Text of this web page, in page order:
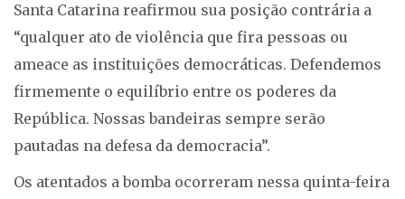
Santa Catarina reafirmou sua posição contrária a
“qualquer ato de violência que fira pessoas ou
ameace as instituições democráticas. Defendemos
firmemente o equilíbrio entre os poderes da
República. Nossas bandeiras sempre serão
pautadas na defesa da democracia”.
Os atentados a bomba ocorreram nessa quinta-feira